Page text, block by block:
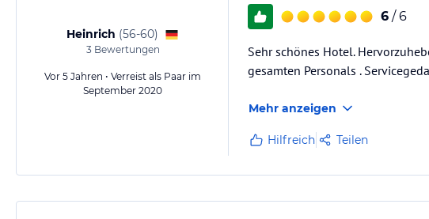
Heinrich (56-60)
3Bewertungen
Vor 5 Jahren • Verreist als Paar im
September 2020
6 / 6
Sehr schönes Hotel.
gesamten Personals .
Mehr anzeigen
Hilfreich Teilen